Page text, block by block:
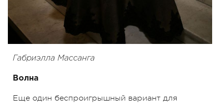
Габриэлла Массанга
Волна
Еще один беспроигрышный вариант для